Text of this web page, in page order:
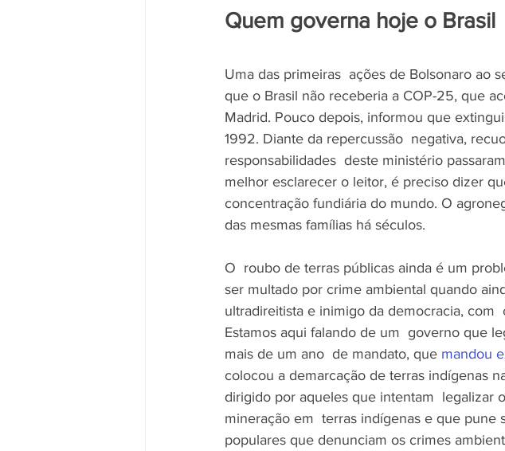
Quem governa hoje o Brasil
Uma das primeiras  ações de Bolsonaro ao
que o Brasil não receberia a COP-25, que
Madrid. Pouco depois, informou que
1992. Diante da repercussão  negativa,
responsabilidades  deste ministério
melhor esclarecer o leitor, é preciso dizer
concentração fundiária do mundo. O
das mesmas famílias há séculos.
O  roubo de terras públicas ainda é um
ser multado por crime ambiental quando
ultradireitista e inimigo da democracia, com
Estamos aqui falando de um  governo que
mais de um ano  de mandato, que mandou
colocou a demarcação de terras indígenas
dirigido por aqueles que intentam  legalizar
mineração em  terras indígenas e que pune
populares que denunciam os crimes